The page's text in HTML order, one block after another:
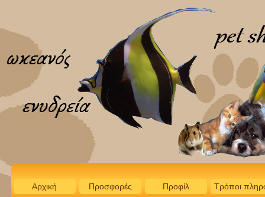
Αρχική Προσφορές Προφίλ Τρόποι